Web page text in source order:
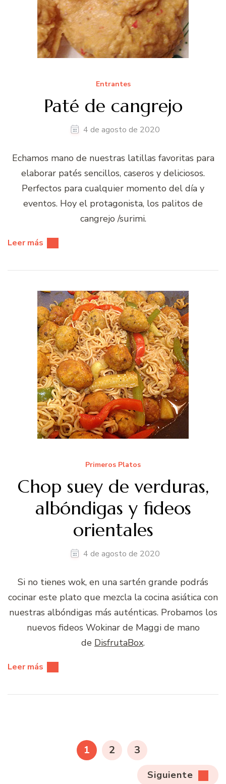
Entrantes
Paté de cangrejo
4 de agosto de 2020
Echamos mano de nuestras latillas favoritas para
elaborar patés sencillos, caseros y deliciosos.
Perfectos para cualquier momento del día y
eventos. Hoy el protagonista, los palitos de
cangrejo /surimi.
Leer más
Primeros Platos
Chop suey de verduras,
albóndigas y fideos
orientales
4 de agosto de 2020
Si no tienes wok, en una sartén grande podrás
cocinar este plato que mezcla la cocina asiática con
nuestras albóndigas más auténticas. Probamos los
nuevos fideos Wokinar de Maggi de mano
de DisfrutaBox.
Leer más
PÁGINA
1 PÁGINA
2 PÁGINA
3
Siguiente